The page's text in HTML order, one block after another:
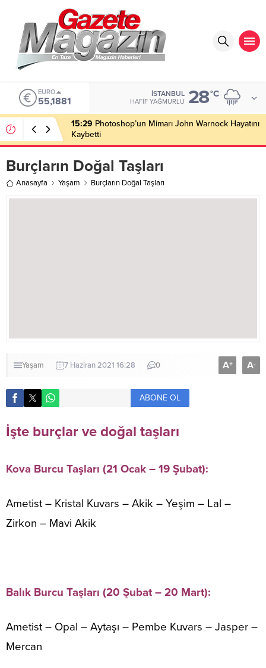
EURO
55,1881
İSTANBUL
HAFIF YAĞMURLU 28°C
15:29 Photoshop’un Mimarı John Warnock Hayatını
Kaybetti
Burçların Doğal Taşları
Anasayfa Yaşam Burçların Doğal Taşları
Yaşam 7 Haziran 2021 16:28 0 A+ A-
ABONE OL
İşte burçlar ve doğal taşları
Kova Burcu Taşları (21 Ocak – 19 Şubat):
Ametist – Kristal Kuvars – Akik – Yeşim – Lal –
Zirkon – Mavi Akik
Balık Burcu Taşları (20 Şubat – 20 Mart):
Ametist – Opal – Aytaşı – Pembe Kuvars – Jasper –
Mercan